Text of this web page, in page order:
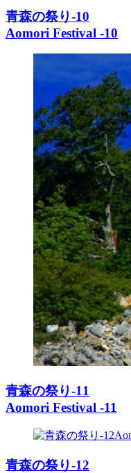
青森の祭り-10
Aomori Festival -10
青森の祭り-11
Aomori Festival -11
青森の祭り-12